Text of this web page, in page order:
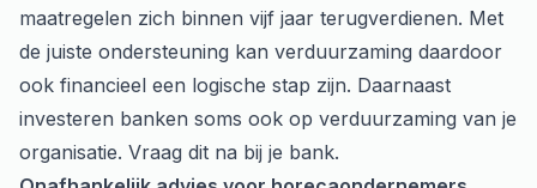
maatregelen zich binnen vijf jaar terugverdienen. Met
de juiste ondersteuning kan verduurzaming daardoor
ook financieel een logische stap zijn. Daarnaast
investeren banken soms ook op verduurzaming van je
organisatie. Vraag dit na bij je bank.